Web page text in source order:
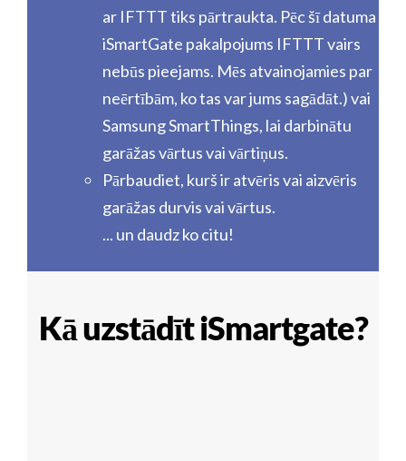
ar IFTTT tiks pārtraukta. Pēc šī datuma
iSmartGate pakalpojums IFTTT vairs
nebūs pieejams. Mēs atvainojamies par
neērtībām, ko tas var jums sagādāt.) vai
Samsung SmartThings, lai darbinātu
garāžas vārtus vai vārtiņus.
Pārbaudiet, kurš ir atvēris vai aizvēris
garāžas durvis vai vārtus.
... un daudz ko citu!
Kā uzstādīt iSmartgate?